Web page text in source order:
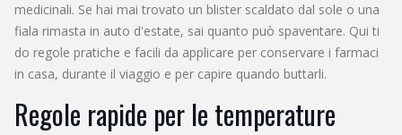
medicinali. Se hai mai trovato un blister scaldato dal sole o una
fiala rimasta in auto d'estate, sai quanto può spaventare. Qui ti
do regole pratiche e facili da applicare per conservare i farmaci
in casa, durante il viaggio e per capire quando buttarli.
Regole rapide per le temperature